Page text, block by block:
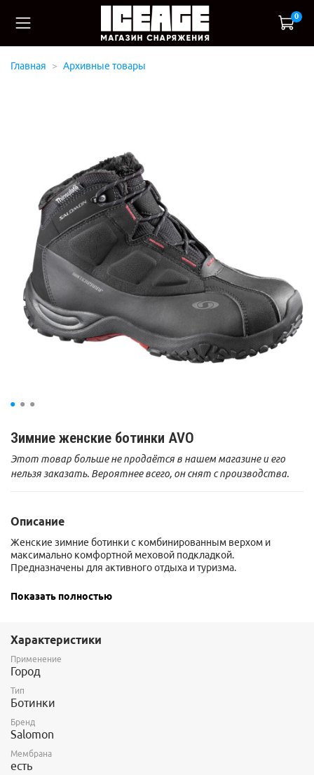
0
Главная Архивные товары
Зимние женские ботинки AVO
Этот товар больше не продаётся в нашем магазине и его
нельзя заказать. Вероятнее всего, он снят с производства.
Описание
Женские зимние ботинки с комбинированным верхом и
максимально комфортной меховой подкладкой.
Предназначены для активного отдыха и туризма.
• Подошва-Winter Contagrip®
даст замерзнуть
• Проклеенные швы
• Защитное полиуретановое покрытие кожи
влаги и долговечность
• Зимние стельки
Показать полностью
Характеристики
Применение
Город
Тип
Ботинки
Бренд
Salomon
Мембрана
есть